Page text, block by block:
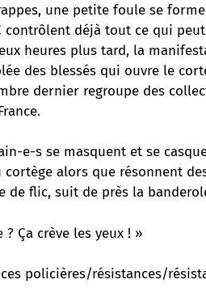
une petite foule se
contrôlent déjà tout ce qui
heures plus tard, la
des blessés qui ouvre le
dernier regroupe des
e-s se masquent et se
alors que résonnent
de flic, suit de près la
Ça crève les yeux ! »
policières/résistances/